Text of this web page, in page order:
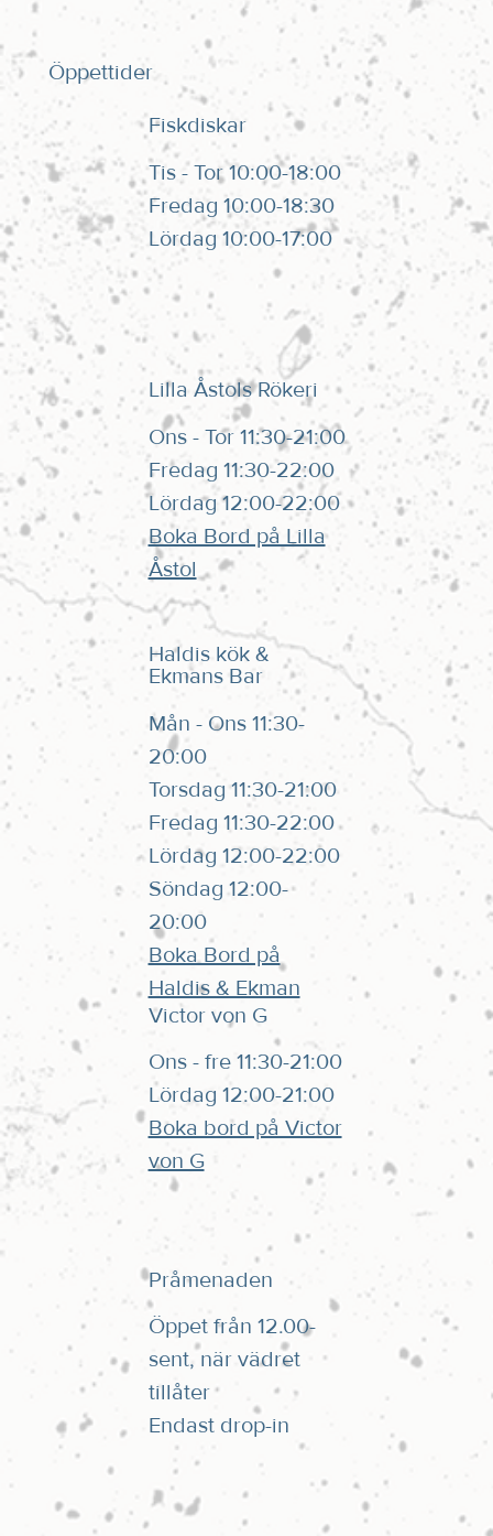
Öppettider
Fiskdiskar
Tis - Tor 10:00-18:00
Fredag 10:00-18:30
Lördag 10:00-17:00
Lilla Åstols Rökeri
Ons - Tor 11:30-21:00
Fredag 11:30-22:00
Lördag 12:00-22:00
Boka Bord på Lilla
Åstol
Haldis kök &
Ekmans Bar
Mån - Ons 11:30-
20:00
Torsdag 11:30-21:00
Fredag 11:30-22:00
Lördag 12:00-22:00
Söndag 12:00-
20:00
Boka Bord på
Haldis & Ekman
Victor von G
Ons - fre 11:30-21:00
Lördag 12:00-21:00
Boka bord på Victor
von G
Pråmenaden
Öppet från 12.00-
sent, när vädret
tillåter
Endast drop-in